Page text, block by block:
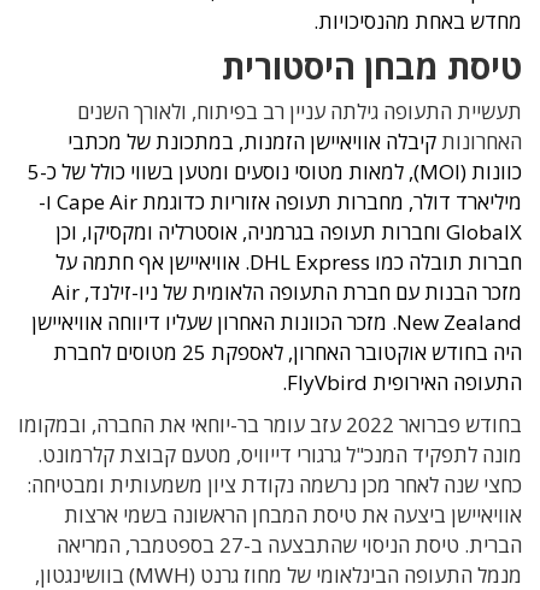
מחדש באחת מהנסיכויות.
טיסת מבחן היסטורית
תעשיית התעופה גילתה עניין רב בפיתוח, ולאורך השנים
האחרונותקיבלה אוויאיישן הזמנות, במתכונת של מכתבי
כוונות (MOI), למאות מטוסי נוסעים ומטען בשווי כולל של כ-5
מיליארד דולר, מחברות תעופה אזוריות כדוגמת Cape Air ו-
GlobalX וחברות תעופה בגרמניה, אוסטרליה ומקסיקו, וכן
חברות תובלה כמו DHL Express. אוויאיישן אף חתמה על
מזכר הבנות עם חברת התעופה הלאומית של ניו-זילנד, Air
New Zealand. מזכר הכוונות האחרון שעליו דיווחה אוויאיישן
היה בחודש אוקטובר האחרון, לאספקת 25 מטוסים לחברת
התעופה האירופית FlyVbird.
בחודש פברואר 2022 עזב עומר בר-יוחאי את החברה, ובמקומו
מונה לתפקיד המנכ"ל גרגורי דייוויס, מטעם קבוצת קלרמונט.
כחצי שנה לאחר מכן נרשמה נקודת ציון משמעותית ומבטיחה:
אוויאיישן ביצעה את טיסת המבחן הראשונה בשמי ארצות
הברית. טיסת הניסוי שהתבצעה ב-27 בספטמבר, המריאה
מנמל התעופה הבינלאומי של מחוז גרנט (MWH) בוושינגטון,